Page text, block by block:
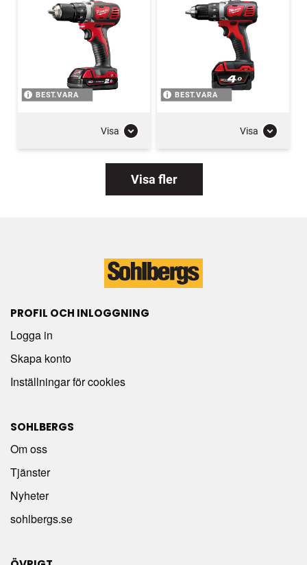
BEST.VARA
Visa
BEST.VARA
Visa
Visa fler
PROFIL OCH INLOGGNING
Logga in
Skapa konto
Inställningar för cookies
SOHLBERGS
Om oss
Tjänster
Nyheter
sohlbergs.se